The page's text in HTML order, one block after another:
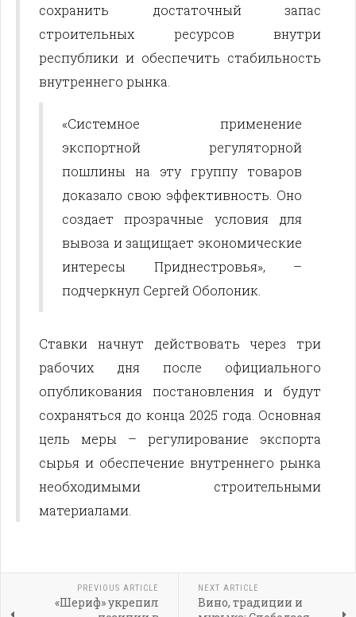
сохранить достаточный запас
строительных ресурсов внутри
республики и обеспечить стабильность
внутреннего рынка.
«Системное применение
экспортной регуляторной
пошлины на эту группу товаров
доказало свою эффективность. Оно
создает прозрачные условия для
вывоза и защищает экономические
интересы Приднестровья», –
подчеркнул Сергей Оболоник.
Ставки начнут действовать через три
рабочих дня после официального
опубликования постановления и будут
сохраняться до конца 2025 года. Основная
цель меры – регулирование экспорта
сырья и обеспечение внутреннего рынка
необходимыми строительными
материалами.
PREVIOUS ARTICLE
«Шериф» укрепил
NEXT ARTICLE
Вино, традиции и